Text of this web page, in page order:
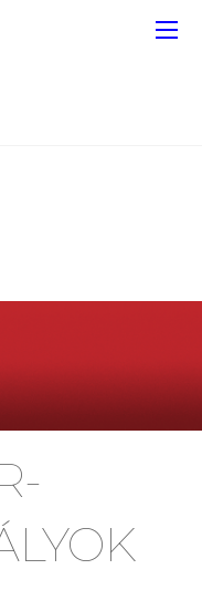
TÁMOGATOM